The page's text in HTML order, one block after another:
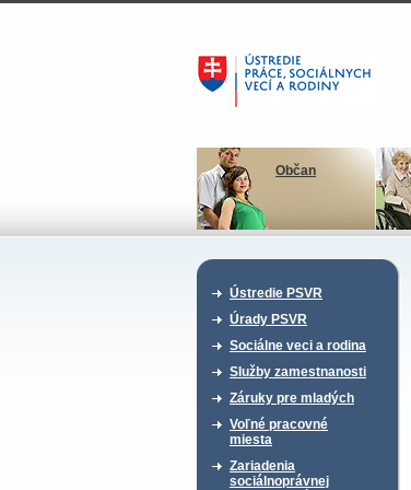
Občan
Ústredie PSVR
Úrady PSVR
Sociálne veci a rodina
Služby zamestnanosti
Záruky pre mladých
Voľné pracovné
miesta
Zariadenia
sociálnoprávnej